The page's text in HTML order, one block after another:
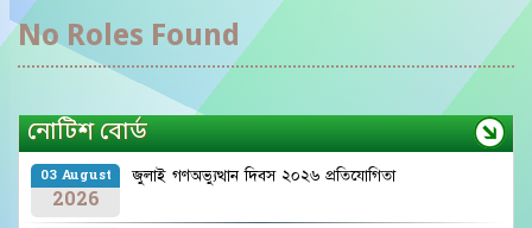
No Roles Found
নোটিশ বোর্ড
03 August
2026
জুলাই গণঅভ্যুত্থান দিবস ২০২৬ প্রতিযোগিতা